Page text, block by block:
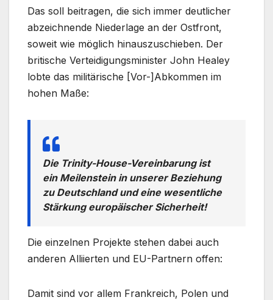
Das soll beitragen, die sich immer deutlicher
abzeichnende Niederlage an der Ostfront,
soweit wie möglich hinauszuschieben. Der
britische Verteidigungsminister John Healey
lobte das militärische [Vor-]Abkommen im
hohen Maße:
Die Trinity-House-Vereinbarungist
ein Meilenstein in unserer Beziehung
zu Deutschland und eine wesentliche
Stärkung europäischer Sicherheit!
Die einzelnen Projekte stehen dabei auch
anderen Alliierten und EU-Partnern offen:
Damit sind vor allem Frankreich, Polen und